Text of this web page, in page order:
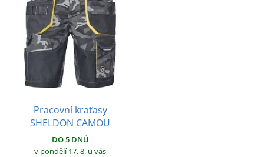
Pracovní kraťasy
SHELDON CAMOU
DO 5 DNŮ
v pondělí 17. 8. u vás